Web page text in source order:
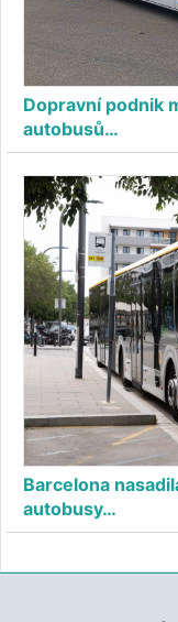
Dopravní podnik
autobusů…
Barcelona
autobusy…